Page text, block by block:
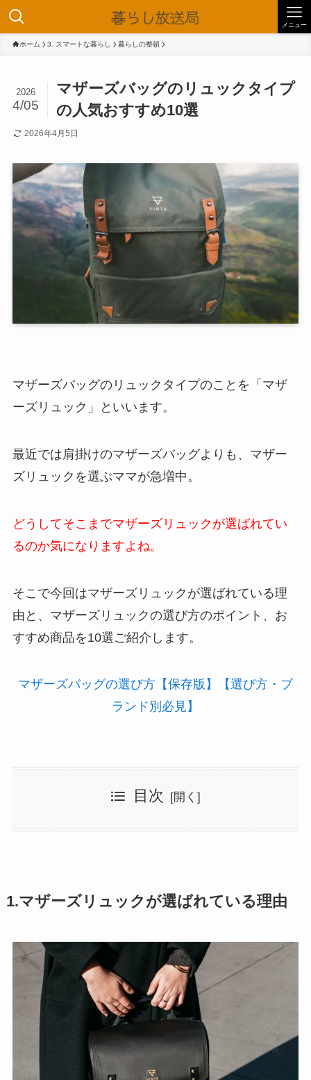
メニュー
ホーム 3. スマートな暮らし 暮らしの整頓
マザーズバッグのリュックタイプ
の人気おすすめ10選
2026
4/05
2026年4月5日
マザーズバッグのリュックタイプのことを「マザ
ーズリュック」といいます。
最近では肩掛けのマザーズバッグよりも、マザー
ズリュックを選ぶママが急増中。
どうしてそこまでマザーズリュックが選ばれてい
るのか気になりますよね。
そこで今回はマザーズリュックが選ばれている理
由と、マザーズリュックの選び方のポイント、お
すすめ商品を10選ご紹介します。
マザーズバッグの選び方【保存版】【選び方・ブ
ランド別必見】
目次
1.マザーズリュックが選ばれている理由